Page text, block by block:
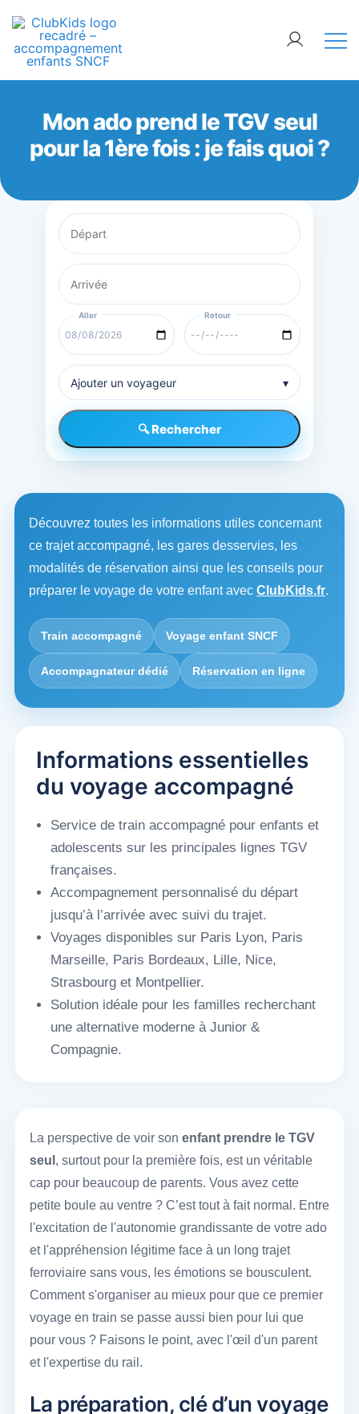
content
ClubKids
Mon ado prend le TGV seul
pour la 1ère fois : je fais quoi ?
Ajouter un voyageur ▾
🔍 Rechercher
Découvrez toutes les informations utiles concernant
ce trajet accompagné, les gares desservies, les
modalités de réservation ainsi que les conseils pour
préparer le voyage de votre enfant avec ClubKids.fr.
Train accompagné Voyage enfant SNCF
Accompagnateur dédié Réservation en ligne
Informations essentielles
du voyage accompagné
Service de train accompagné pour enfants et
adolescents sur les principales lignes TGV
françaises.
Accompagnement personnalisé du départ
jusqu’à l’arrivée avec suivi du trajet.
Voyages disponibles sur Paris Lyon, Paris
Marseille, Paris Bordeaux, Lille, Nice,
Strasbourg et Montpellier.
Solution idéale pour les familles recherchant
une alternative moderne à Junior &
Compagnie.
La perspective de voir son enfant prendre le TGV
seul , surtout pour la première fois, est un véritable
cap pour beaucoup de parents. Vous avez cette
petite boule au ventre ? C’est tout à fait normal. Entre
l'excitation de l'autonomie grandissante de votre ado
et l'appréhension légitime face à un long trajet
ferroviaire sans vous, les émotions se bousculent.
Comment s'organiser au mieux pour que ce premier
voyage en train se passe aussi bien pour lui que
pour vous ? Faisons le point, avec l'œil d'un parent
et l'expertise du rail.
La préparation, clé d’un voyage
🚨 Nos accompagnements sont pris d’assaut.
Réservez dès maintenant !